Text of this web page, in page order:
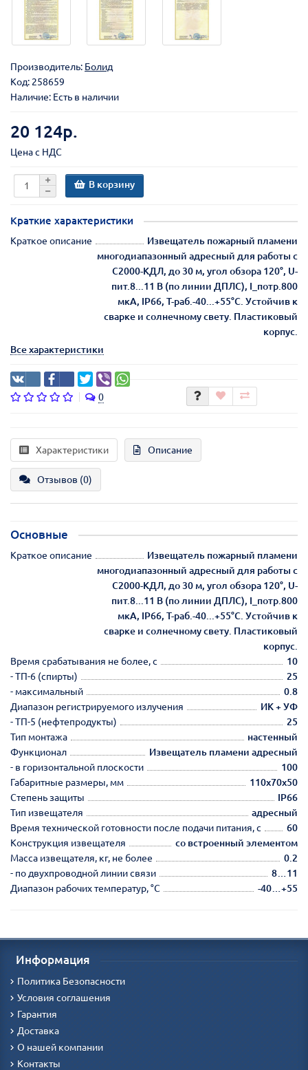
Производитель: Болид
Код: 258659
Наличие: Есть в наличии
20 124р.
Цена с НДС
В корзину
Краткие характеристики
Краткое описание
Извещатель пожарный пламени
многодиапазонный адресный для работы с
С2000-КДЛ, до 30 м, угол обзора 120°, U-
пит.8...11 В (по линии ДПЛС), I_потр.800
мкА, IP66, T-раб.-40...+55°С. Устойчив к
сварке и солнечному свету. Пластиковый
корпус.
Все характеристики
0
Характеристики Описание
Отзывов (0)
Основные
Краткое описание
Извещатель пожарный пламени
многодиапазонный адресный для работы с
С2000-КДЛ, до 30 м, угол обзора 120°, U-
пит.8...11 В (по линии ДПЛС), I_потр.800
мкА, IP66, T-раб.-40...+55°С. Устойчив к
сварке и солнечному свету. Пластиковый
корпус.
Время срабатывания не более, с
10
- ТП-6 (спирты)
25
- максимальный
0.8
Диапазон регистрируемого излучения
ИК + УФ
- ТП-5 (нефтепродукты)
25
Тип монтажа
настенный
Функционал
Извещатель пламени адресный
- в горизонтальной плоскости
100
Габаритные размеры, мм
110х70х50
Степень защиты
IP66
Тип извещателя
адресный
Время технической готовности после подачи питания, с
60
Конструкция извещателя
со встроенный элементом
Масса извещателя, кг, не более
0.2
- по двухпроводной линии связи
8…11
Диапазон рабочих температур, °С
-40…+55
Информация
Политика Безопасности
Условия соглашения
Гарантия
Доставка
О нашей компании
Контакты